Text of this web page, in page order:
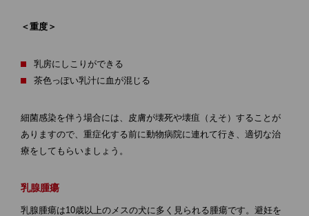
＜重度＞
乳房にしこりができる
茶色っぽい乳汁に血が混じる
細菌感染を伴う場合には、皮膚が壊死や壊疽（えそ）することが
ありますので、重症化する前に動物病院に連れて行き、適切な治
療をしてもらいましょう。
乳腺腫瘍
乳腺腫瘍は10歳以上のメスの犬に多く見られる腫瘍です。避妊を